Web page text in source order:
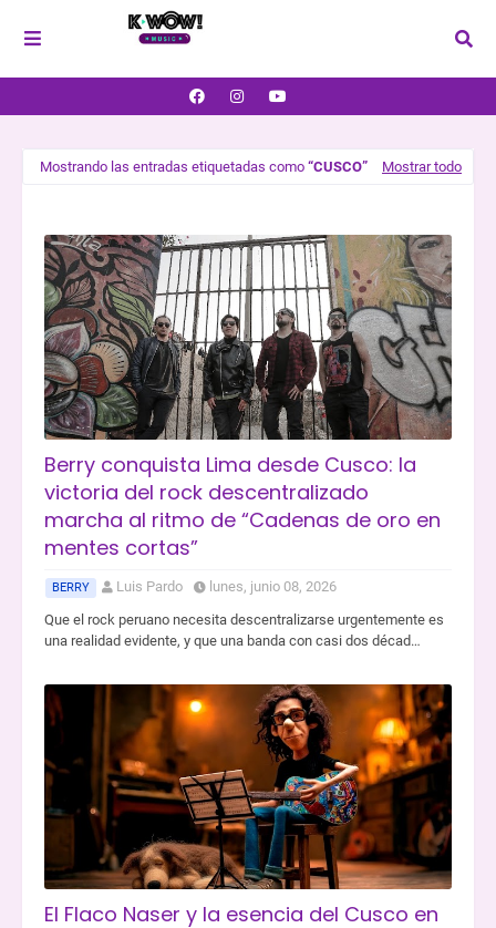
Mostrando las entradas etiquetadas como CUSCO Mostrar todo
Berry conquista Lima desde Cusco: la
victoria del rock descentralizado
marcha al ritmo de “Cadenas de oro en
mentes cortas”
BERRY Luis Pardo
lunes, junio 08, 2026
Que el rock peruano necesita descentralizarse urgentemente es
una realidad evidente, y que una banda con casi dos décad…
El Flaco Naser y la esencia del Cusco en